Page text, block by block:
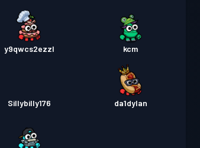
y9qwcs2ezzl kcm
Sillybilly176 da1dylan